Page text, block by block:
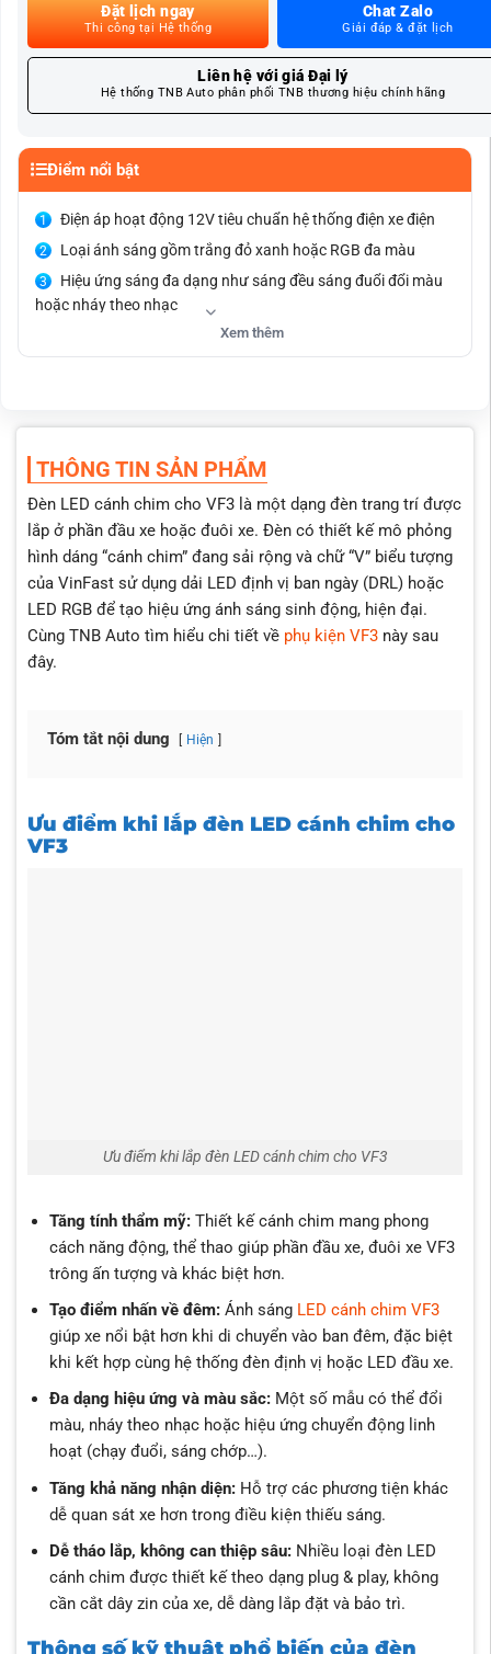
Đặt lịch ngay
Thi công tại Hệ thống
Chat Zalo
Giải đáp & đặt lịch
Liên hệ với giá Đại lý
Hệ thống TNB Auto phân phối TNB thương hiệu chính hãng
Điểm nổi bật
Điện áp hoạt động 12V tiêu chuẩn hệ thống điện xe điện
Loại ánh sáng gồm trắng đỏ xanh hoặc RGB đa màu
Hiệu ứng sáng đa dạng như sáng đều sáng đuổi đổi màu
hoặc nháy theo nhạc
Cách điều khiển bằng công tắc remote hoặc ứng dụng
điện thoại tùy mẫu
Tăng tính thẩm mỹ cho phần đầu hoặc đuôi xe VF3
Tạo điểm nhấn rõ ràng khi di chuyển vào ban đêm
Hỗ trợ nhận diện tốt hơn trong điều kiện thiếu sáng
Đa dạng màu sắc và hiệu ứng ánh sáng linh hoạt
Lắp đặt nhanh chóng dạng plug and play không cắt nối
Xem thêm
THÔNG TIN SẢN PHẨM
Đèn LED cánh chim cho VF3 là một dạng đèn trang trí được
lắp ở phần đầu xe hoặc đuôi xe. Đèn có thiết kế mô phỏng
hình dáng “cánh chim” đang sải rộng và chữ “V” biểu tượng
của VinFast sử dụng dải LED định vị ban ngày (DRL) hoặc
LED RGB để tạo hiệu ứng ánh sáng sinh động, hiện đại.
Cùng TNB Auto tìm hiểu chi tiết về phụ kiện VF3này sau
đây.
Tóm tắt nội dung Hiện
Ưu điểm khi lắp đèn LED cánh chim cho
VF3
Ưu điểm khi lắp đèn LED cánh chim cho VF3
Tăng tính thẩm mỹ:Thiết kế cánh chim mang phong
cách năng động, thể thao giúp phần đầu xe, đuôi xe VF3
trông ấn tượng và khác biệt hơn.
Tạo điểm nhấn về đêm:Ánh sáng LED cánh chim VF3
giúp xe nổi bật hơn khi di chuyển vào ban đêm, đặc biệt
khi kết hợp cùng hệ thống đèn định vị hoặc LED đầu xe.
Đa dạng hiệu ứng và màu sắc:Một số mẫu có thể đổi
màu, nháy theo nhạc hoặc hiệu ứng chuyển động linh
hoạt (chạy đuổi, sáng chớp…).
Tăng khả năng nhận diện:Hỗ trợ các phương tiện khác
dễ quan sát xe hơn trong điều kiện thiếu sáng.
Dễ tháo lắp, không can thiệp sâu:Nhiều loại đèn LED
cánh chim được thiết kế theo dạng plug & play, không
cần cắt dây zin của xe, dễ dàng lắp đặt và bảo trì.
Thông số kỹ thuật phổ biến của đèn